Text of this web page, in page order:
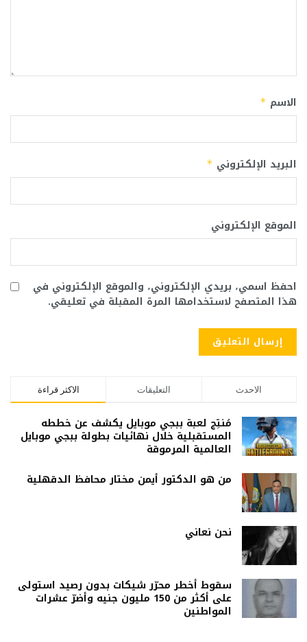
الاسم *
البريد الإلكتروني *
الموقع الإلكتروني
احفظ اسمي، بريدي الإلكتروني، والموقع الإلكتروني في
هذا المتصفح لاستخدامها المرة المقبلة في تعليقي.
الاكثر قراءة التعليقات الاحدث
مُنتِج لعبة ببجي موبايل يكشف عن خططه
المستقبلية خلال نهائيات بطولة ببجي موبايل
العالمية المرموقة
من هو الدكتور أيمن مختار محافظ الدقهلية
نحن نعاني
سقوط أخطر محرّر شيكات بدون رصيد استولى
على أكثر من 150 مليون جنيه وأضرّ عشرات
المواطنين